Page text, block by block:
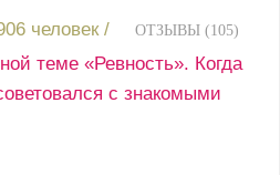
человек / ОТЗЫВЫ (105)
теме «Ревность». Когда
с знакомыми